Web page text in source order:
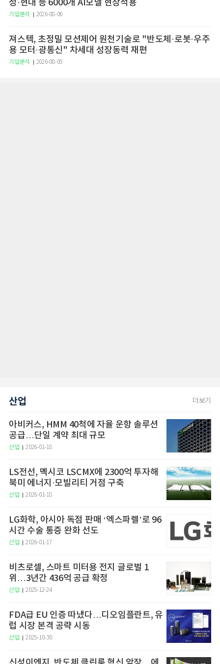
성·현대 등 6000개 AI모델 현장적용
기업분석 2026-08-06
져스텍, 초정밀 모션제어 원천기술로 "반도체·로봇·우주
용 모터·광통신" 차세대 성장동력 재편
기업분석 2026-08-05
산업 더보기
아비커스, HMM 40척에 자율 운항 솔루션
공급…단일 계약 최대 규모
산업 2026-01-18
LS전선, 멕시코 LSCMX에 2300억 투자해
북미 에너지·모빌리티 거점 구축
산업 2026-01-18
LG화학, 아시아 독점 판매 ‘엑스파렐’로 96
시간 수술 통증 완화 선도
산업 2026-01-17
비츠로셀, 스마트 미터용 전지 글로벌 1
위…3년간 436억 공급 확정
산업 2025-12-24
FDA급 EU 인증 따냈다…디오임플란트, 유
럽 시장 본격 공략 시동
산업 2025-10-30